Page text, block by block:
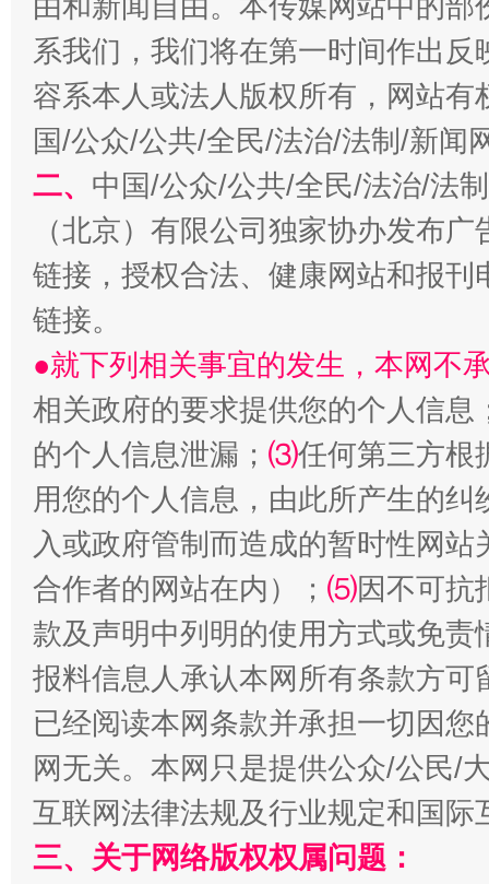
“刷贴”乱象丛生
揭批美国五大"原罪" "炒
解纷+调解+退费，一次搞定
系我们，我们将在第一时间作出
容系本人或法人版权所有，网站
国/公众/公共/全民/法治/法制/新闻
二、 中国/公众/公共/全民/法治/法
（北京）有限公司独家协办发布
链接，授权合法、健康网站和报
链接。
●就下列相关事宜的发生，本网不
相关政府的要求提供您的个人信息
的个人信息泄漏； ⑶任何第三方根
用您的个人信息，由此所产生的纠
入或政府管制而造成的暂时性网
合作者的网站在内）； ⑸因不可抗
款及声明中列明的使用方式或免责
报料信息人承认本网所有条款方
已经阅读本网条款并承担一切因
网无关。本网只是提供公众/公民/
互联网法律法规及行业规定和国
三、关于网络版权权属问题：